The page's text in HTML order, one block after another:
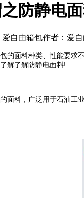
防静电
爱自由箱包作者：爱
面料种类、性能要求
解了解防静电面料!
料，广泛用于石油工